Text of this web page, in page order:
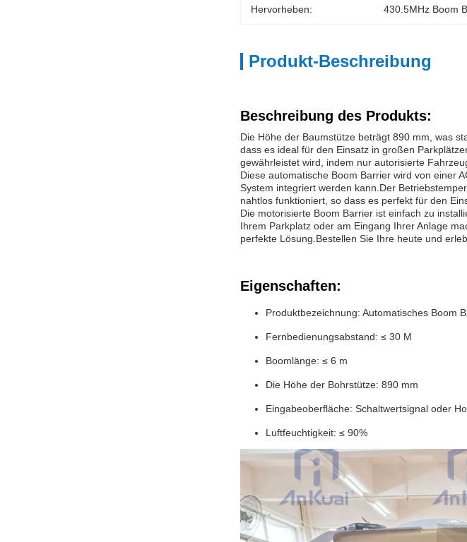
Hervorheben: 430.5MHz Boom
Produkt-Beschreibung
Beschreibung des Produkts:
Die Höhe der Baumstütze beträgt 890 mm, was
dass es ideal für den Einsatz in großen
gewährleistet wird, indem nur autorisierte
Diese automatische Boom Barrier wird von einer
System integriert werden kann.Der
nahtlos funktioniert, so dass es perfekt für den
Die motorisierte Boom Barrier ist einfach zu
Ihrem Parkplatz oder am Eingang Ihrer Anlage
perfekte Lösung.Bestellen Sie Ihre heute und
Eigenschaften:
Produktbezeichnung: Automatisches Boom
Fernbedienungsabstand: ≤ 30 M
Boomlänge: ≤ 6 m
Die Höhe der Bohrstütze: 890 mm
Eingabeoberfläche: Schaltwertsignal oder
Luftfeuchtigkeit: ≤ 90%